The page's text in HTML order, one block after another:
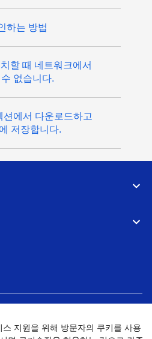
하는 방법
할 때 네트워크에서
없습니다.
에서 다운로드하고
저장합니다.
지원을 위해 방문자의 쿠키를 사용